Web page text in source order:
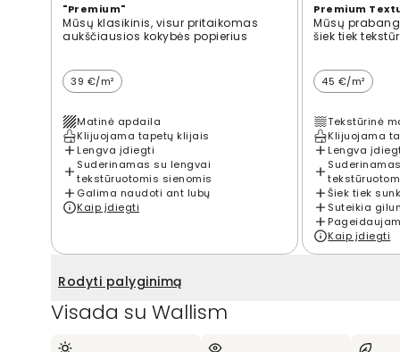
"Premium"
Mūsų klasikinis, visur pritaikomas
aukščiausios kokybės popierius
39 €/m²
Matinė apdaila
Klijuojama tapetų klijais
Lengva įdiegti
Suderinamas su lengvai
tekstūruotomis sienomis
Galima naudoti ant lubų
Kaip įdiegti
Premium
Mūsų
šiek tiek
45 €/m²
Tekstūrinė
Klijuojama
Lengva
Šiek tiek
Suteikia
Kaip įdiegti
Rodyti palyginimą
Visada su Wallism